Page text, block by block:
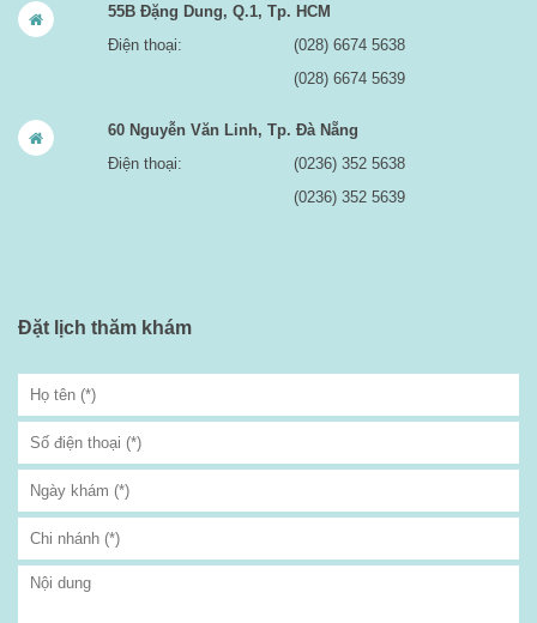
55B Đặng Dung, Q.1, Tp. HCM
Điện thoại:
(028) 6674 5638
(028) 6674 5639
60 Nguyễn Văn Linh, Tp. Đà Nẵng
Điện thoại:
(0236) 352 5638
(0236) 352 5639
Đặt lịch thăm khám